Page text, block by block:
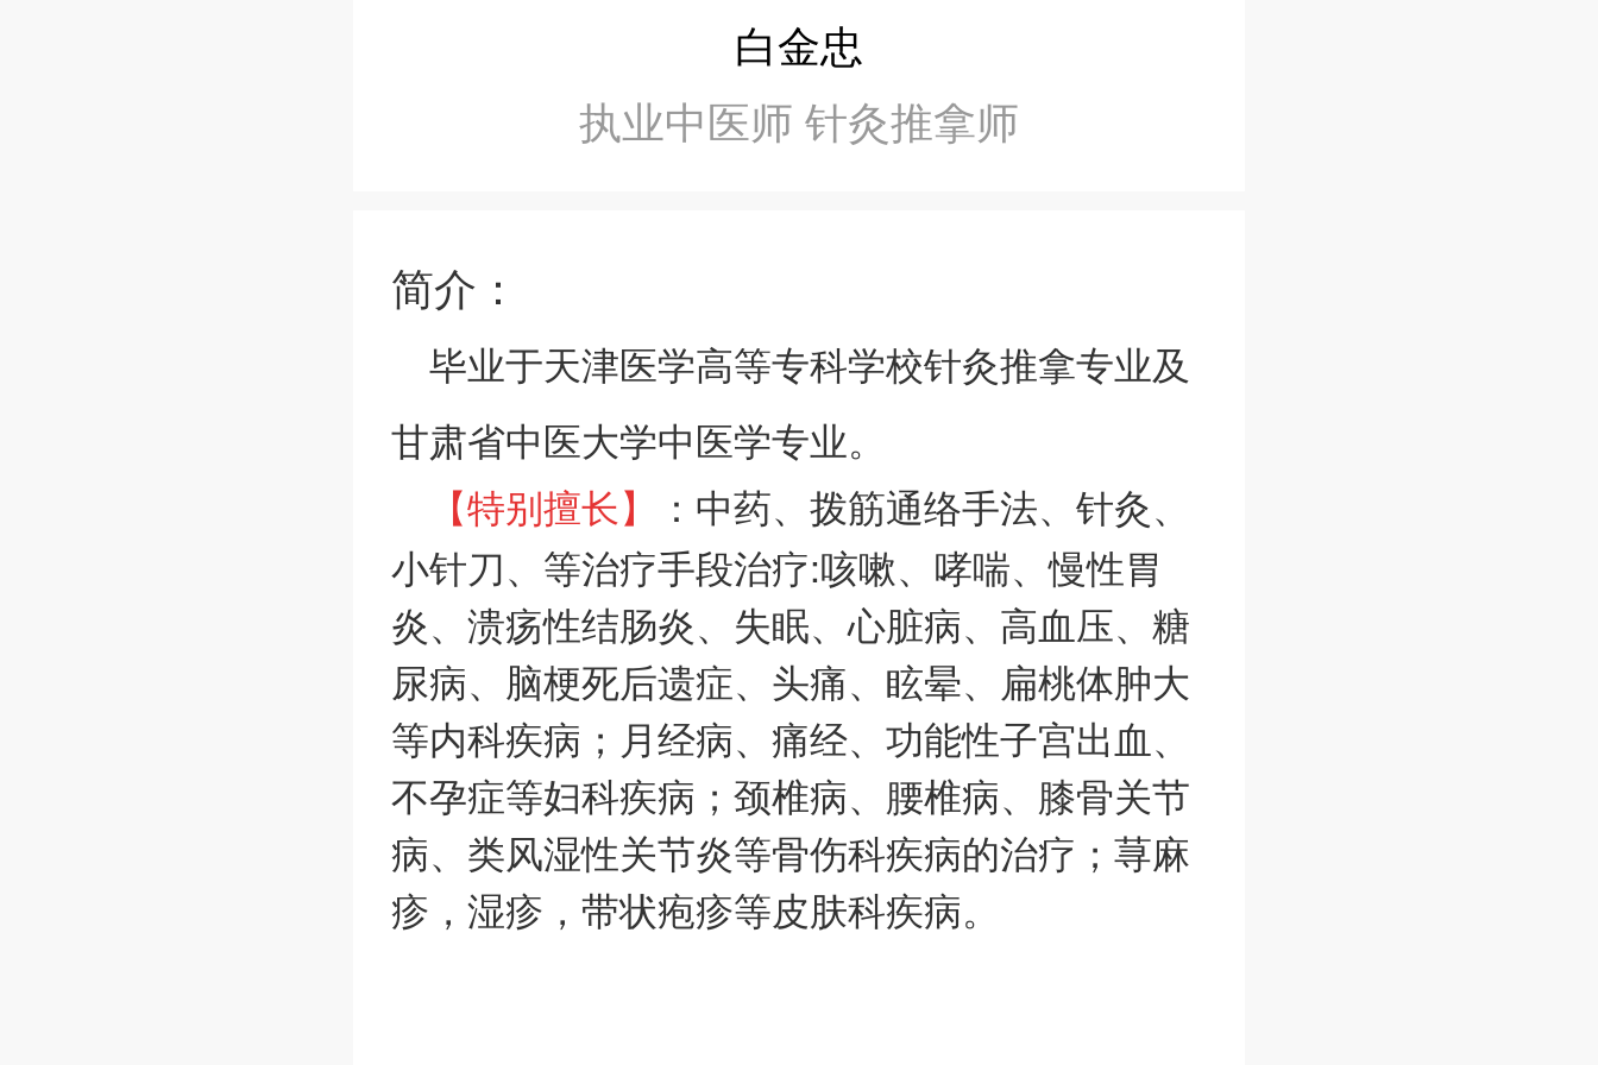
白金忠
执业中医师 针灸推拿师
简介：
毕业于天津医学高等专科学校针灸推拿专业及
甘肃省中医大学中医学专业。
【特别擅长】
：中药、拨筋通络手法、针灸、
小针刀、等治疗手段治疗:咳嗽、哮喘、慢性胃
炎、溃疡性结肠炎、失眠、心脏病、高血压、糖
尿病、脑梗死后遗症、头痛、眩晕、扁桃体肿大
等内科疾病；月经病、痛经、功能性子宫出血、
不孕症等妇科疾病；颈椎病、腰椎病、膝骨关节
病、类风湿性关节炎等骨伤科疾病的治疗；荨麻
疹，湿疹，带状疱疹等皮肤科疾病。